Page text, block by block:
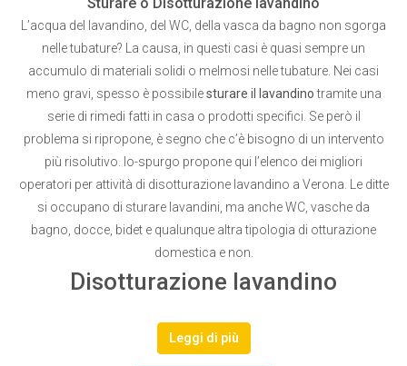
L’acqua del lavandino, del WC, della vasca da bagno non sgorga
nelle tubature? La causa, in questi casi è quasi sempre un
accumulo di materiali solidi o melmosi nelle tubature. Nei casi
meno gravi, spesso è possibilesturare il lavandinotramite una
serie di rimedi fatti in casa o prodotti specifici. Se però il
problema si ripropone, è segno che c’è bisogno di un intervento
più risolutivo. Io-spurgo propone qui l’elenco dei migliori
operatori per attività di disotturazione lavandino a Verona. Le ditte
si occupano di sturare lavandini, ma anche WC, vasche da
bagno, docce, bidet e qualunque altra tipologia di otturazione
domestica e non.
Disotturazione lavandino
Leggi di più